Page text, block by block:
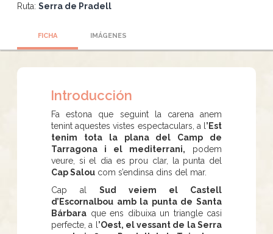
Ruta: Serra de Pradell
FICHA IMÁGENES
Introducción
Fa estona que seguint la carena anem
tenint aquestes vistes espectaculars, a l ’Est
tenim tota la plana del Camp de
Tarragona i el mediterrani, podem
veure, si el dia es prou clar, la punta del
Cap Salou com s’endinsa dins del mar.
Cap al Sud veiem el Castell
d’Escornalbou amb la punta de Santa
Bárbara que ens dibuixa un triangle casi
perfecte, a l ’Oest, el vessant de la Serra